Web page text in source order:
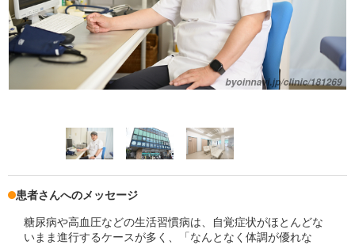
患者さんへのメッセージ
糖尿病や高血圧などの生活習慣病は、自覚症状がほとんどな
いまま進行するケースが多く、「なんとなく体調が優れな